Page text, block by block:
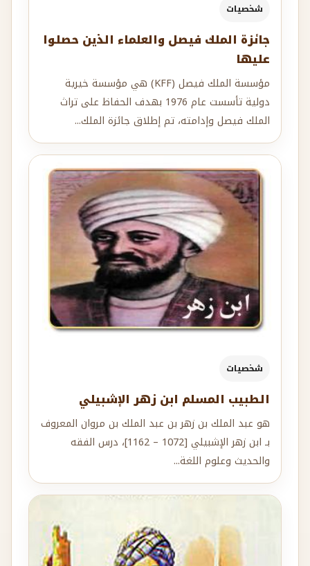
شخصيات
جائزة الملك فيصل والعلماء الذين حصلوا
عليها
مؤسسة الملك فيصل (KFF) هي مؤسسة خيرية
دولية تأسست عام 1976 بهدف الحفاظ على تراث
الملك فيصل وإدامته، تم إطلاق جائزة الملك...
شخصيات
الطبيب المسلم ابن زهر الإشبيلي
هو عبد الملك بن زهر بن عبد الملك بن مروان المعروف
بـ ابن زهر الإشبيلي [1072 – 1162]، درس الفقه
والحديث وعلوم اللغة...